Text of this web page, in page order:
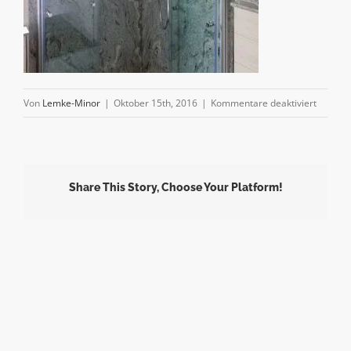
Von Lemke-Minor | Oktober 15th, 2016 | Kommentare deaktiviertfür
Share This Story, Choose Your Platform!